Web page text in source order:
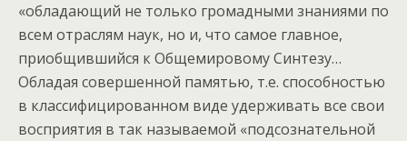
«обладающий не только громадными знаниями по
всем отраслям наук, но и, что самое главное,
приобщившийся к Общемировому Синтезу…
Обладая совершенной памятью, т.е. способностью
в классифицированном виде удерживать все свои
восприятия в так называемой «подсознательной